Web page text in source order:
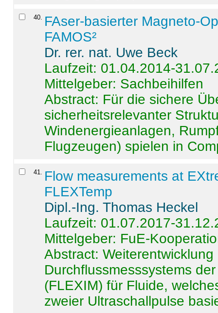
40. FAser-basierter Magneto-
FAMOS²
Dr. rer. nat. Uwe Beck
Laufzeit: 01.04.2014-
Mittelgeber: Sachbeihilfen
Abstract: Für die sichere
sicherheitsrelevanter
Windenergieanlagen,
Flugzeugen) spielen in
41. Flow measurements at
FLEXTemp
Dipl.-Ing. Thomas Heckel
Laufzeit: 01.07.2017-
Mittelgeber: FuE-
Abstract:
Durchflussmesssystems
(FLEXIM) für Fluide,
zweier Ultraschallpulse